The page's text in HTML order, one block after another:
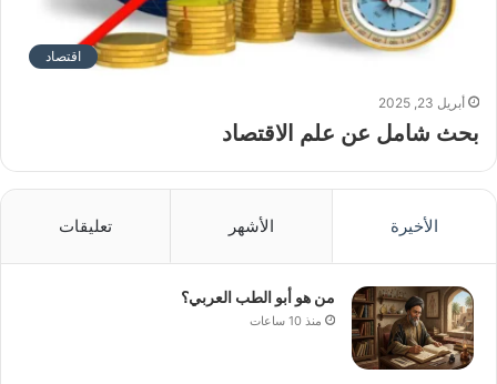
اقتصاد
أبريل 23, 2025
بحث شامل عن علم الاقتصاد
الأخيرة الأشهر تعليقات
من هو أبو الطب العربي؟
منذ 10 ساعات